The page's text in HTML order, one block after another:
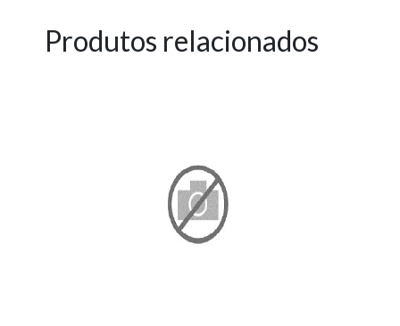
Produtos relacionados